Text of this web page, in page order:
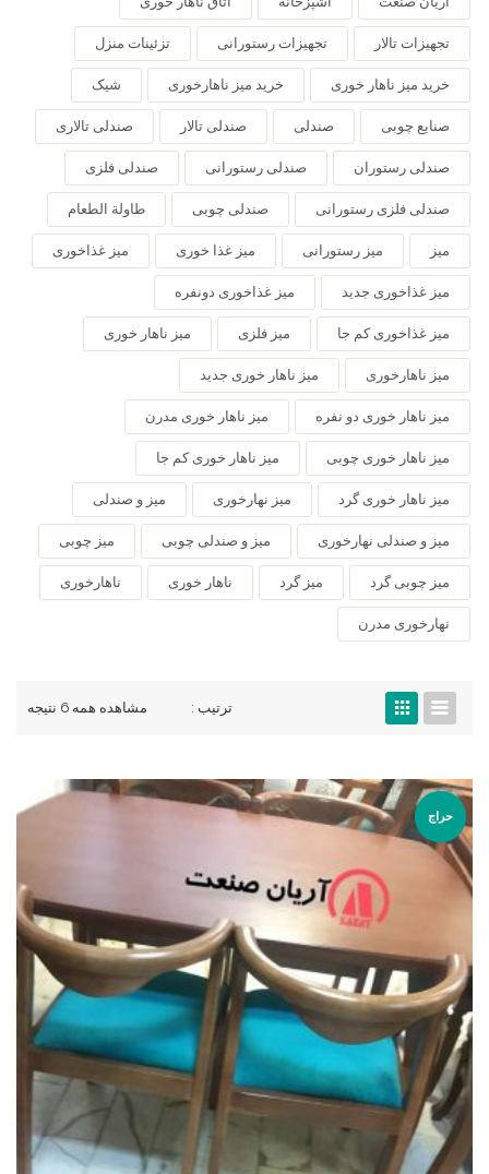
تجهیزات تالار تجهیزات رستورانی تزئینات منزل
خرید میز ناهار خوری خرید میز ناهارخوری شیک
صنایع چوبی صندلی صندلی تالار صندلی تالاری
صندلی رستوران صندلی رستورانی صندلی فلزی
صندلی فلزی رستورانی صندلی چوبی طاولة الطعام
میز میز رستورانی میز غذا خوری میز غذاخوری
میز غذاخوری جدید میز غذاخوری دونفره
میز غذاخوری کم جا میز فلزی میز ناهار خوری
میز ناهارخوری میز ناهار خوری جدید
میز ناهار خوری دو نفره میز ناهار خوری مدرن
میز ناهار خوری چوبی میز ناهار خوری کم جا
میز ناهار خوری گرد میز نهارخوری میز و صندلی
میز و صندلی نهارخوری میز و صندلی چوبی میز چوبی
میز چوبی گرد میز گرد ناهار خوری ناهارخوری
نهارخوری مدرن
مشاهده همه 6 نتیجه ترتیب :
حراج